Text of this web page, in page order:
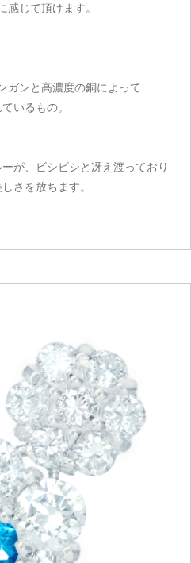
感じて頂けます。
ガンと高濃度の銅によって
いるもの。
が、ビシビシと冴え渡っており
さを放ちます。